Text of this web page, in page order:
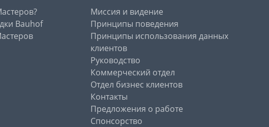
Bauhof
Миссия и видение
Принципы поведения
Принципы использования данных
клиентов
Руководство
Коммерческий отдел
Отдел бизнес клиентов
Контакты
Предложения о работе
Спонсорство